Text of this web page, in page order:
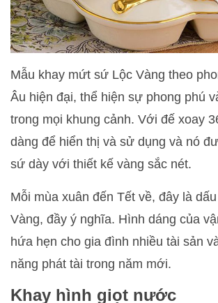
Mẫu khay mứt sứ Lộc Vàng theo
Âu hiện đại, thể hiện sự phong phú
trong mọi khung cảnh. Với đế xoay
dàng để hiển thị và sử dụng và nó
sứ dày với thiết kế vàng sắc nét.
Mỗi mùa xuân đến Tết về, đây là
Vàng, đầy ý nghĩa. Hình dáng của
hứa hẹn cho gia đình nhiều tài sản
năng phát tài trong năm mới.
Khay hình giọt nước